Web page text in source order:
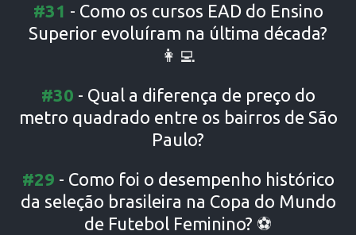
#31 - Como os cursos EAD do Ensino
Superior evoluíram na última década?
👩‍💻
#30 - Qual a diferença de preço do
metro quadrado entre os bairros de São
Paulo?
#29 - Como foi o desempenho histórico
da seleção brasileira na Copa do Mundo
de Futebol Feminino? ⚽